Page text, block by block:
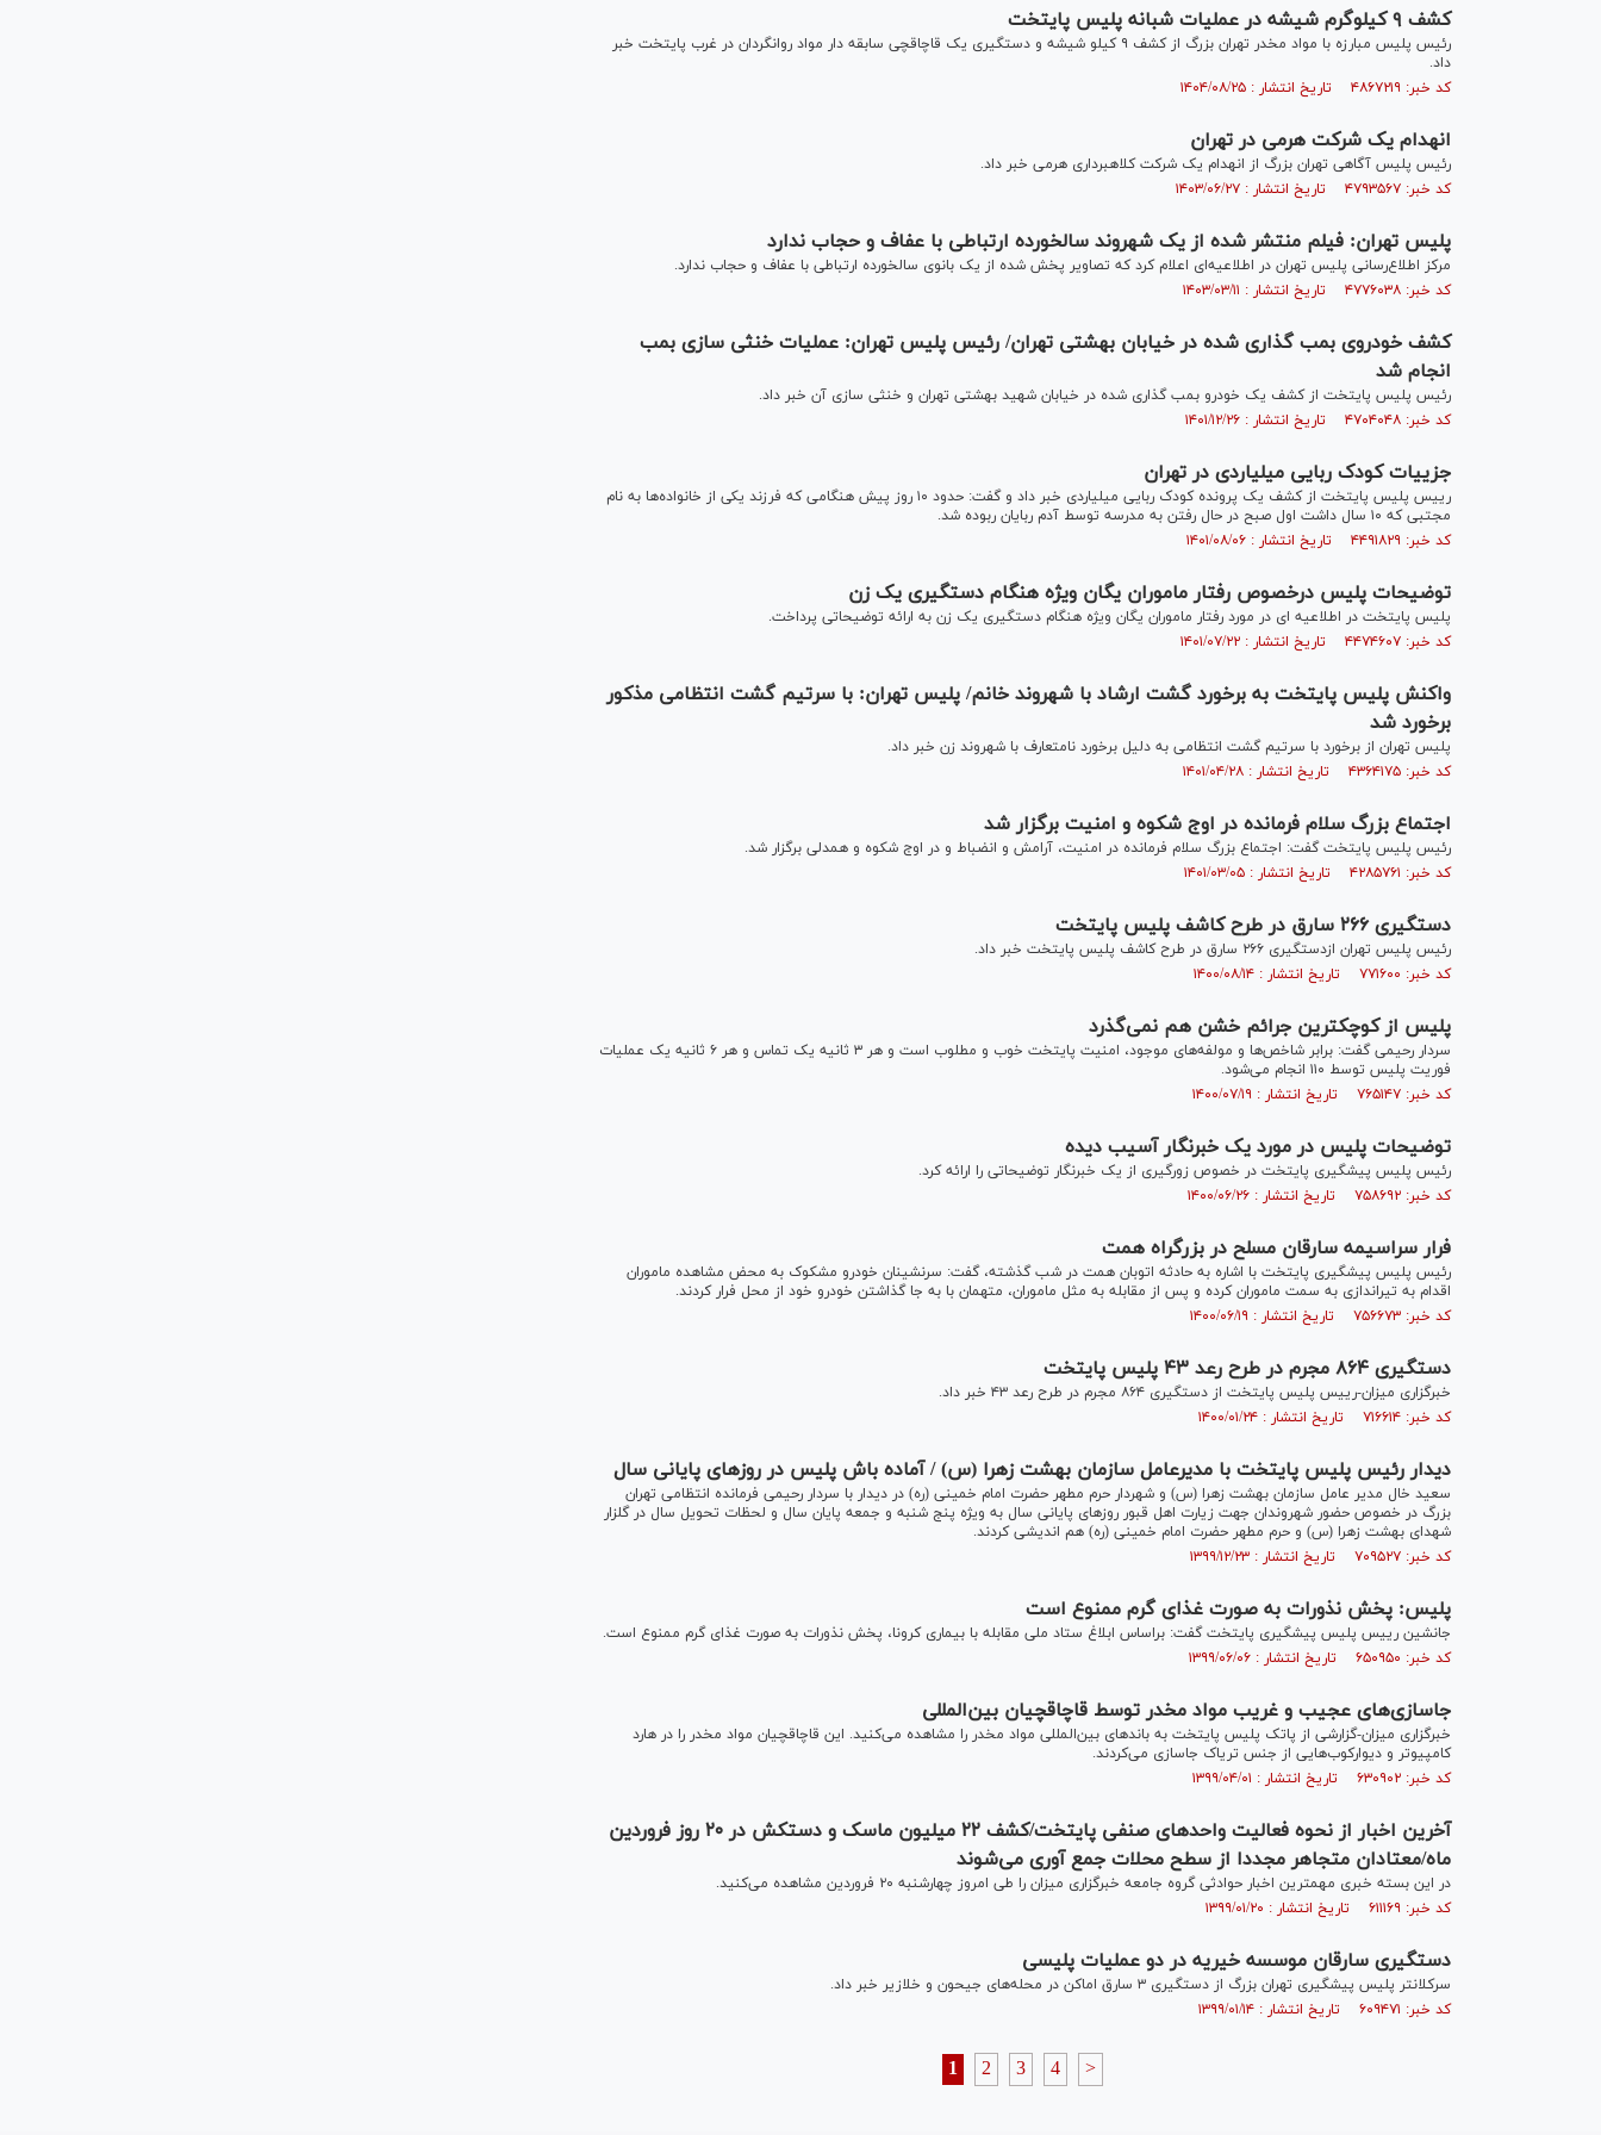
کشف ۹ کیلوگرم شیشه در عملیات شبانه پلیس پایتخت
رئیس پلیس مبارزه با مواد مخدر تهران بزرگ از کشف ۹ کیلو شیشه و دستگیری یک قاچاقچی سابقه دار مواد روانگردان در غرب پایتخت خبر
داد.
کد خبر: ۴۸۶۷۲۱۹ تاریخ انتشار : ۱۴۰۴/۰۸/۲۵
انهدام یک شرکت هرمی در تهران
رئیس پلیس آگاهی تهران بزرگ از انهدام یک شرکت کلاهبرداری هرمی خبر داد.
کد خبر: ۴۷۹۳۵۶۷ تاریخ انتشار : ۱۴۰۳/۰۶/۲۷
پلیس تهران: فیلم منتشر شده از یک شهروند سالخورده ارتباطی با عفاف و حجاب ندارد
مرکز اطلاع‌رسانی پلیس تهران در اطلاعیه‌ای اعلام کرد که تصاویر پخش شده از یک بانوی سالخورده ارتباطی با عفاف و حجاب ندارد.
کد خبر: ۴۷۷۶۰۳۸ تاریخ انتشار : ۱۴۰۳/۰۳/۱۱
کشف خودروی بمب گذاری شده در خیابان بهشتی تهران/ رئیس پلیس تهران: عملیات خنثی سازی بمب
انجام شد
رئیس پلیس پایتخت از کشف یک خودرو بمب گذاری شده در خیابان شهید بهشتی تهران و خنثی سازی آن خبر داد.
کد خبر: ۴۷۰۴۰۴۸ تاریخ انتشار : ۱۴۰۱/۱۲/۲۶
جزییات کودک‌ ربایی میلیاردی در تهران
رییس پلیس پایتخت از کشف یک پرونده کودک‌ ربایی میلیاردی خبر داد و گفت: حدود ۱۰ روز پیش هنگامی که فرزند یکی از خانواده‌ها به نام
مجتبی که ۱۰ سال داشت اول صبح در حال رفتن به مدرسه توسط آدم ربایان ربوده‌ شد.
کد خبر: ۴۴۹۱۸۲۹ تاریخ انتشار : ۱۴۰۱/۰۸/۰۶
توضیحات پلیس درخصوص رفتار ماموران یگان ویژه هنگام دستگیری یک زن
پلیس پایتخت در اطلاعیه ای در مورد رفتار ماموران یگان ویژه هنگام دستگیری یک زن به ارائه توضیحاتی پرداخت.
کد خبر: ۴۴۷۴۶۰۷ تاریخ انتشار : ۱۴۰۱/۰۷/۲۲
واکنش پلیس پایتخت به برخورد گشت ارشاد با شهروند خانم/ پلیس تهران: با سرتیم گشت انتظامی مذکور
برخورد شد
پلیس تهران از برخورد با سرتیم گشت انتظامی به دلیل برخورد نامتعارف با شهروند زن خبر داد.
کد خبر: ۴۳۶۴۱۷۵ تاریخ انتشار : ۱۴۰۱/۰۴/۲۸
اجتماع بزرگ سلام فرمانده در اوج شکوه و امنیت برگزار شد
رئیس پلیس پایتخت گفت: اجتماع بزرگ سلام فرمانده در امنیت، آرامش و انضباط و در اوج شکوه و همدلی برگزار شد.
کد خبر: ۴۲۸۵۷۶۱ تاریخ انتشار : ۱۴۰۱/۰۳/۰۵
دستگیری ۲۶۶ سارق در طرح کاشف پلیس پایتخت
رئیس پلیس تهران ازدستگیری ۲۶۶ سارق در طرح کاشف پلیس پایتخت خبر داد.
کد خبر: ۷۷۱۶۰۰ تاریخ انتشار : ۱۴۰۰/۰۸/۱۴
پلیس از کوچکترین جرائم خشن هم نمی‌گذرد
سردار رحیمی گفت: برابر شاخص‌ها و مولفه‌های موجود، امنیت پایتخت خوب و مطلوب است و هر ۳ ثانیه یک تماس و هر ۶ ثانیه یک عملیات
فوریت پلیس توسط ۱۱۰ انجام می‌شود.
کد خبر: ۷۶۵۱۴۷ تاریخ انتشار : ۱۴۰۰/۰۷/۱۹
توضیحات پلیس در مورد یک خبرنگار آسیب دیده
رئیس پلیس پیشگیری پایتخت در خصوص زورگیری از یک خبرنگار توضیحاتی را ارائه کرد.
کد خبر: ۷۵۸۶۹۲ تاریخ انتشار : ۱۴۰۰/۰۶/۲۶
فرار سراسیمه سارقان مسلح در بزرگراه همت
رئیس پلیس پیشگیری پایتخت با اشاره به حادثه اتوبان همت در شب گذشته، گفت: سرنشینان خودرو مشکوک به محض مشاهده ماموران
اقدام به تیراندازی به سمت ماموران کرده و پس از مقابله به مثل ماموران، متهمان با به جا گذاشتن خودرو خود از محل فرار کردند.
کد خبر: ۷۵۶۶۷۳ تاریخ انتشار : ۱۴۰۰/۰۶/۱۹
دستگیری ۸۶۴ مجرم در طرح رعد ۴۳ پلیس پایتخت
خبرگزاری میزان-رییس پلیس پایتخت از دستگیری ۸۶۴ مجرم در طرح رعد ۴۳ خبر داد.
کد خبر: ۷۱۶۶۱۴ تاریخ انتشار : ۱۴۰۰/۰۱/۲۴
دیدار رئیس پلیس پایتخت با مدیرعامل سازمان بهشت زهرا (س) / آماده باش پلیس در روز‌های پایانی سال
سعید خال مدیر عامل سازمان بهشت زهرا (س) و شهردار حرم مطهر حضرت امام خمینی (ره) در دیدار با سردار رحیمی فرمانده انتظامی تهران
بزرگ در خصوص حضور شهروندان جهت زیارت اهل قبور روز‌های پایانی سال به ویژه پنج شنبه و جمعه پایان سال و لحظات تحویل سال در گلزار
شهدای بهشت زهرا (س) و حرم مطهر حضرت امام خمینی (ره) هم اندیشی کردند.
کد خبر: ۷۰۹۵۲۷ تاریخ انتشار : ۱۳۹۹/۱۲/۲۳
پلیس: پخش نذورات به صورت غذای گرم ممنوع است
جانشین رییس پلیس پیشگیری پایتخت گفت: براساس ابلاغ ستاد ملی مقابله با بیماری کرونا، پخش نذورات به صورت غذای گرم ممنوع است.
کد خبر: ۶۵۰۹۵۰ تاریخ انتشار : ۱۳۹۹/۰۶/۰۶
جاسازی‌های عجیب و غریب مواد مخدر توسط قاچاقچیان بین‌المللی
خبرگزاری میزان-گزارشی از پاتک پلیس پایتخت به باندهای بین‌المللی مواد مخدر را مشاهده می‌کنید. این قاچاقچیان مواد مخدر را در هارد
کامپیوتر و دیوارکوب‌هایی از جنس تریاک جاسازی می‌کردند.
کد خبر: ۶۳۰۹۰۲ تاریخ انتشار : ۱۳۹۹/۰۴/۰۱
آخرین اخبار از نحوه فعالیت واحد‌های صنفی پایتخت/کشف ۲۲ میلیون ماسک و دستکش در ۲۰ روز فروردین
ماه/معتادان متجاهر مجددا از سطح محلات جمع آوری می‌شوند
در این بسته خبری مهمترین اخبار حوادثی گروه جامعه خبرگزاری میزان را طی امروز چهارشنبه ۲۰ فروردین مشاهده می‌کنید.
کد خبر: ۶۱۱۱۶۹ تاریخ انتشار : ۱۳۹۹/۰۱/۲۰
دستگیری سارقان موسسه خیریه در دو عملیات پلیسی
سرکلانتر پلیس پیشگیری تهران بزرگ از دستگیری ۳ سارق اماکن در محله‌های جیحون و خلازیر خبر داد.
کد خبر: ۶۰۹۴۷۱ تاریخ انتشار : ۱۳۹۹/۰۱/۱۴
1 2 3 4 >